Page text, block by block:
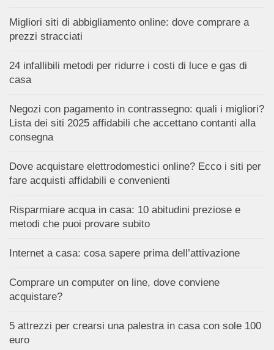
Migliori siti di abbigliamento online: dove comprare a
prezzi stracciati
24 infallibili metodi per ridurre i costi di luce e gas di
casa
Negozi con pagamento in contrassegno: quali i migliori?
Lista dei siti 2025 affidabili che accettano contanti alla
consegna
Dove acquistare elettrodomestici online? Ecco i siti per
fare acquisti affidabili e convenienti
Risparmiare acqua in casa: 10 abitudini preziose e
metodi che puoi provare subito
Internet a casa: cosa sapere prima dell’attivazione
Comprare un computer on line, dove conviene
acquistare?
5 attrezzi per crearsi una palestra in casa con sole 100
euro